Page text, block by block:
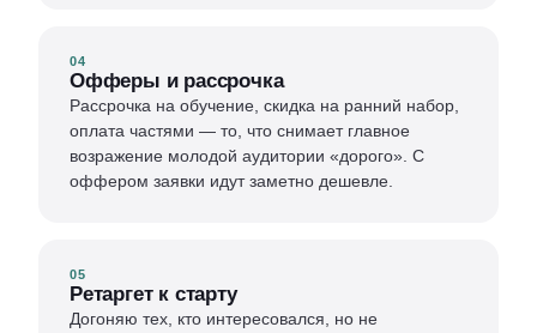
04
Офферы и рассрочка
Рассрочка на обучение, скидка на ранний набор,
оплата частями — то, что снимает главное
возражение молодой аудитории «дорого». С
оффером заявки идут заметно дешевле.
05
Ретаргет к старту
Догоняю тех, кто интересовался, но не